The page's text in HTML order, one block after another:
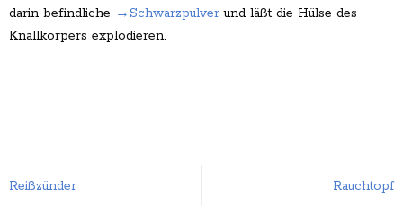
darin befindliche →Schwarzpulver und läßt die Hülse des
Knallkörpers explodieren.
Reißzünder Rauchtopf